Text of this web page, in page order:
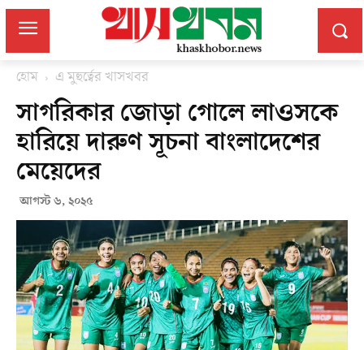
হোম এ মুহুর্ত্বের খাসখবর
সাগরিকার জোড়া গোলে লাওসকে
হারিয়ে দারুণ সূচনা বাংলাদেশের
মেয়েদের
আগস্ট ৬, ২০২৫